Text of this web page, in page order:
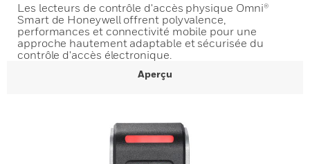
Les lecteurs de contrôle d'accès physique Omni®
Smart de Honeywell offrent polyvalence,
performances et connectivité mobile pour une
approche hautement adaptable et sécurisée du
contrôle d'accès électronique.
Aperçu